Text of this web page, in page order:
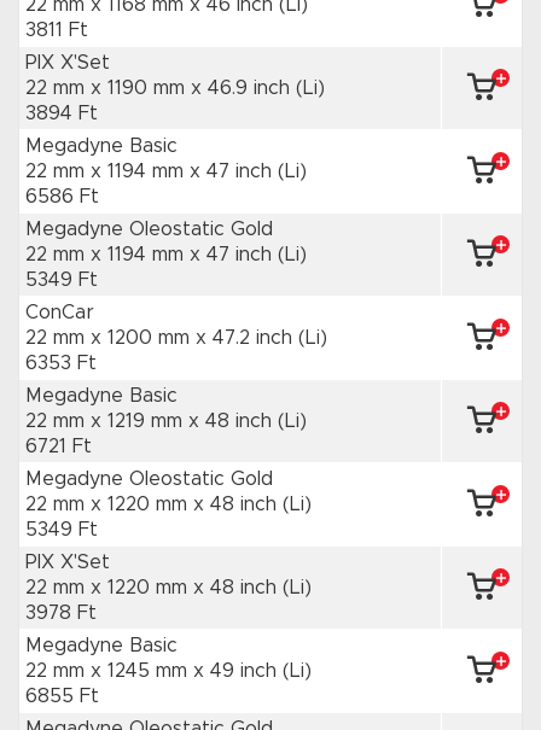
22 mm x 1168 mm x 46 inch (Li)
3811 Ft
PIX X'Set
22 mm x 1190 mm x 46.9 inch (Li)
3894 Ft
Megadyne Basic
22 mm x 1194 mm x 47 inch (Li)
6586 Ft
Megadyne Oleostatic Gold
22 mm x 1194 mm x 47 inch (Li)
5349 Ft
ConCar
22 mm x 1200 mm x 47.2 inch (Li)
6353 Ft
Megadyne Basic
22 mm x 1219 mm x 48 inch (Li)
6721 Ft
Megadyne Oleostatic Gold
22 mm x 1220 mm x 48 inch (Li)
5349 Ft
PIX X'Set
22 mm x 1220 mm x 48 inch (Li)
3978 Ft
Megadyne Basic
22 mm x 1245 mm x 49 inch (Li)
6855 Ft